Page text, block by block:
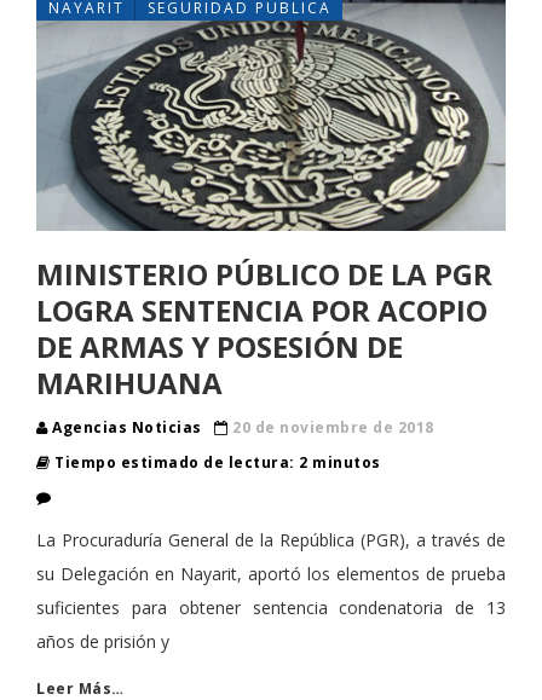
NAYARIT SEGURIDAD PUBLICA
MINISTERIO PÚBLICO DE LA PGR
LOGRA SENTENCIA POR ACOPIO
DE ARMAS Y POSESIÓN DE
MARIHUANA
Agencias Noticias
20 de noviembre de 2018
Tiempo estimado de lectura: 2 minutos
La Procuraduría General de la República (PGR), a través de
su Delegación en Nayarit, aportó los elementos de prueba
suficientes para obtener sentencia condenatoria de 13
años de prisión y
Leer Más…